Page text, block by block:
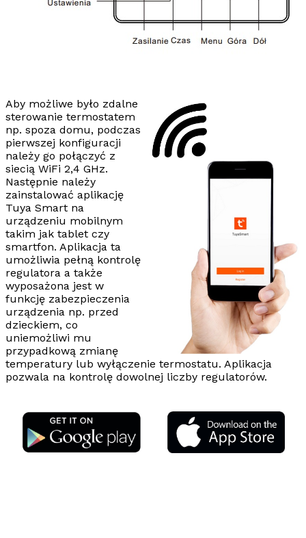
Aby możliwe było zdalne
sterowanie termostatem
np. spoza domu, podczas
pierwszej konfiguracji
należy go połączyć z
siecią WiFi 2,4 GHz.
Następnie należy
zainstalować aplikację
Tuya Smart na
urządzeniu mobilnym
takim jak tablet czy
smartfon. Aplikacja ta
umożliwia pełną kontrolę
regulatora a także
wyposażona jest w
funkcję zabezpieczenia
urządzenia np. przed
dzieckiem, co
uniemożliwi mu
przypadkową zmianę
temperatury lub wyłączenie termostatu. Aplikacja
pozwala na kontrolę dowolnej liczby regulatorów.